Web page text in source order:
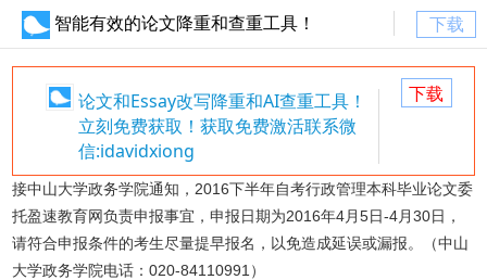
智能有效的论文降重和查重工具！ 下载
论文和Essay改写降重和AI查重工具！
立刻免费获取！获取免费激活联系微
信:idavidxiong
下载
接中山大学政务学院通知，2016下半年自考行政管理本科毕业论文委
托盈速教育网负责申报事宜，申报日期为2016年4月5日-4月30日，
请符合申报条件的考生尽量提早报名，以免造成延误或漏报。（中山
大学政务学院电话：020-84110991）